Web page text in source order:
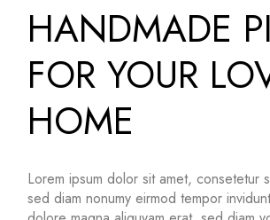
HANDMADE
FOR YOUR
HOME
Lorem ipsum dolor sit amet, consetetur
sed diam nonumy eirmod tempor